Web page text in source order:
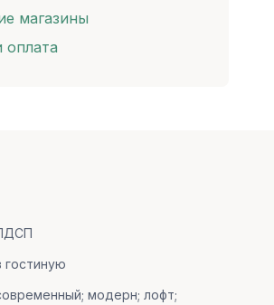
магазины
оплата
гостиную
модерн; лофт;